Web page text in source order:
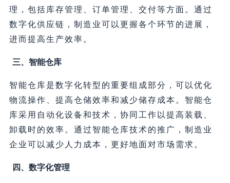
理，包括库存管理、订单管理、交付等方面。通过
数字化供应链，制造业可以更握各个环节的进展，
进而提高生产效率。
三、智能仓库
智能仓库是数字化转型的重要组成部分，可以优化
物流操作、提高仓储效率和减少储存成本。智能仓
库采用自动化设备和技术，协同工作以提高装载、
卸载时的效率。通过智能仓库技术的推广，制造业
企业可以减少人力成本，更好地面对市场需求。
四、数字化管理